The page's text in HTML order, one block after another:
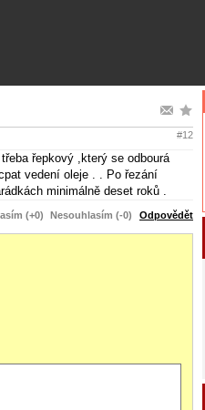
#12
řepkový ,který se odbourá
vedení oleje . . Po řezání
minimálně deset roků .
(+0) Nesouhlasím (-0) Odpovědět